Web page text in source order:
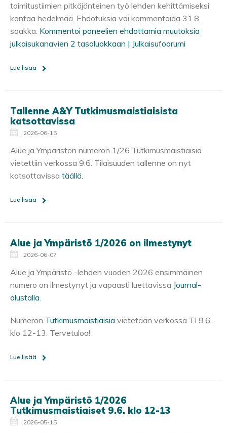
toimitustiimien pitkäjänteinen työ lehden kehittämiseksi
kantaa hedelmää. Ehdotuksia voi kommentoida 31.8.
saakka. Kommentoi paneelien ehdottamia muutoksia
julkaisukanavien 2 tasoluokkaan | Julkaisufoorumi
Lue lisää
Tallenne A&Y Tutkimusmaistiaisista
katsottavissa
2026-06-15
Alue ja Ympäristön numeron 1/26 Tutkimusmaistiaisia
vietettiin verkossa 9.6. Tilaisuuden tallenne on nyt
katsottavissa täällä.
Lue lisää
Alue ja Ympäristö 1/2026 on ilmestynyt
2026-06-07
Alue ja Ympäristö -lehden vuoden 2026 ensimmäinen
numero on ilmestynyt ja vapaasti luettavissa Journal-
alustalla.
Numeron Tutkimusmaistiaisia vietetään verkossa TI 9.6.
klo 12-13. Tervetuloa!
Lue lisää
Alue ja Ympäristö 1/2026
Tutkimusmaistiaiset 9.6. klo 12-13
2026-05-15